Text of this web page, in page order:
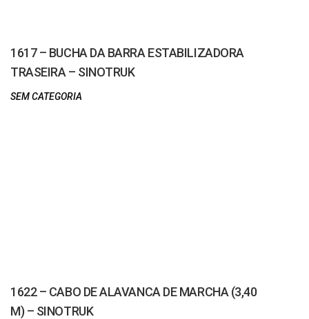
1617 – BUCHA DA BARRA ESTABILIZADORA
TRASEIRA – SINOTRUK
SEM CATEGORIA
1622 – CABO DE ALAVANCA DE MARCHA (3,40
M) – SINOTRUK